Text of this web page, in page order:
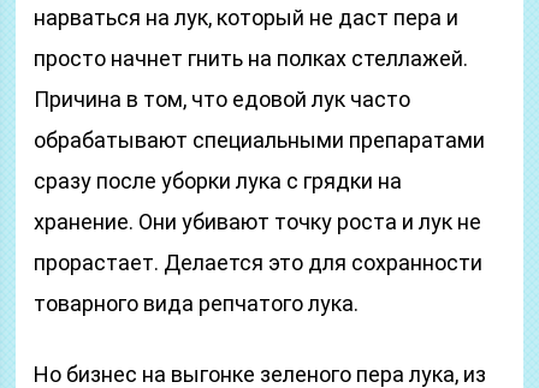
нарваться на лук, который не даст пера и
просто начнет гнить на полках стеллажей.
Причина в том, что едовой лук часто
обрабатывают специальными препаратами
сразу после уборки лука с грядки на
хранение. Они убивают точку роста и лук не
прорастает. Делается это для сохранности
товарного вида репчатого лука.
Но бизнес на выгонке зеленого пера лука, из